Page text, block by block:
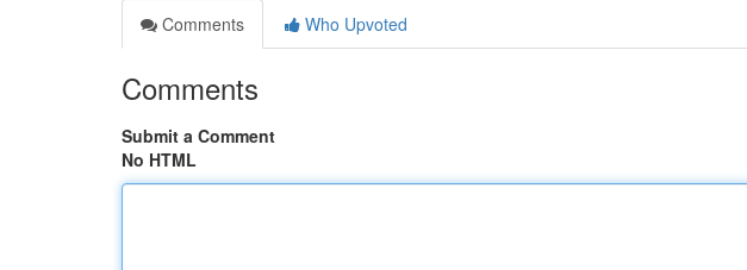
Comments
Who Upvoted
Comments
Submit a Comment
No HTML